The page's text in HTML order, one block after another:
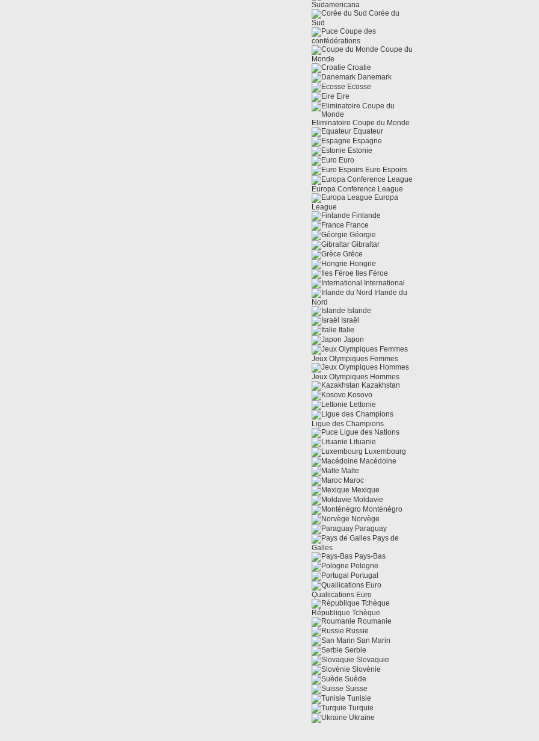
Sudamericana
Corée du
Sud
Coupe des
confédérations
Coupe du
Monde
Croatie
Danemark
Ecosse
Eire
Eliminatoire Coupe du Monde
Equateur
Espagne
Estonie
Euro
Euro Espoirs
Europa Conference League
Europa
League
Finlande
France
Géorgie
Gibraltar
Grèce
Hongrie
Iles Féroe
International
Irlande du
Nord
Islande
Israël
Italie
Japon
Jeux Olympiques Femmes
Jeux Olympiques Hommes
Kazakhstan
Kosovo
Lettonie
Ligue des Champions
Ligue des Nations
Lituanie
Luxembourg
Macédoine
Malte
Maroc
Mexique
Moldavie
Monténégro
Norvège
Paraguay
Pays de
Galles
Pays-Bas
Pologne
Portugal
Qualiications Euro
République Tchèque
Roumanie
Russie
San Marin
Serbie
Slovaquie
Slovénie
Suède
Suisse
Tunisie
Turquie
Ukraine